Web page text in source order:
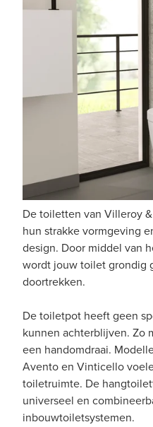
De toiletten van Villeroy
hun strakke vormgeving
design. Door middel van
wordt jouw toilet grondig
doortrekken.
De toiletpot heeft geen
kunnen achterblijven. Zo
een handomdraai.
Avento en Vinticello
toiletruimte. De
universeel en
inbouwtoiletsystemen.